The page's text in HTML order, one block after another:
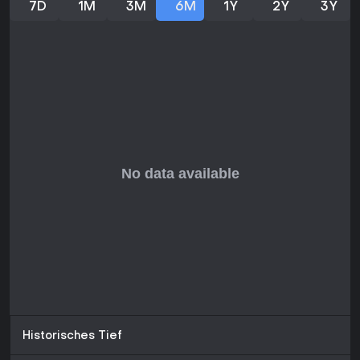
7D 1M 3M 6M 1Y 2Y 3Y
Historisches Tief